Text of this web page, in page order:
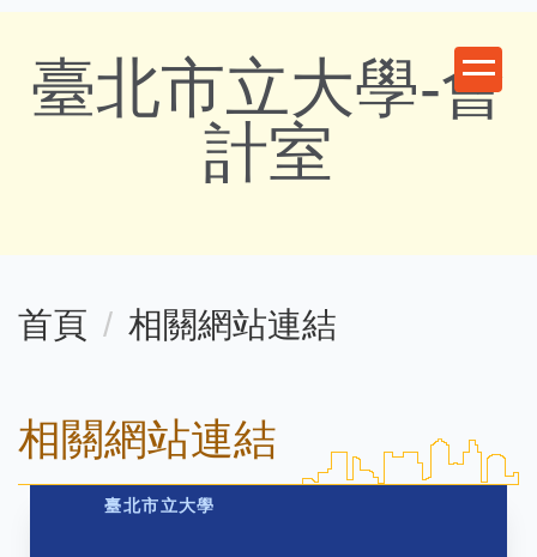
到
區
臺北市立大學-會
計室
首頁 相關網站連結
相關網站連結
臺北市立大學